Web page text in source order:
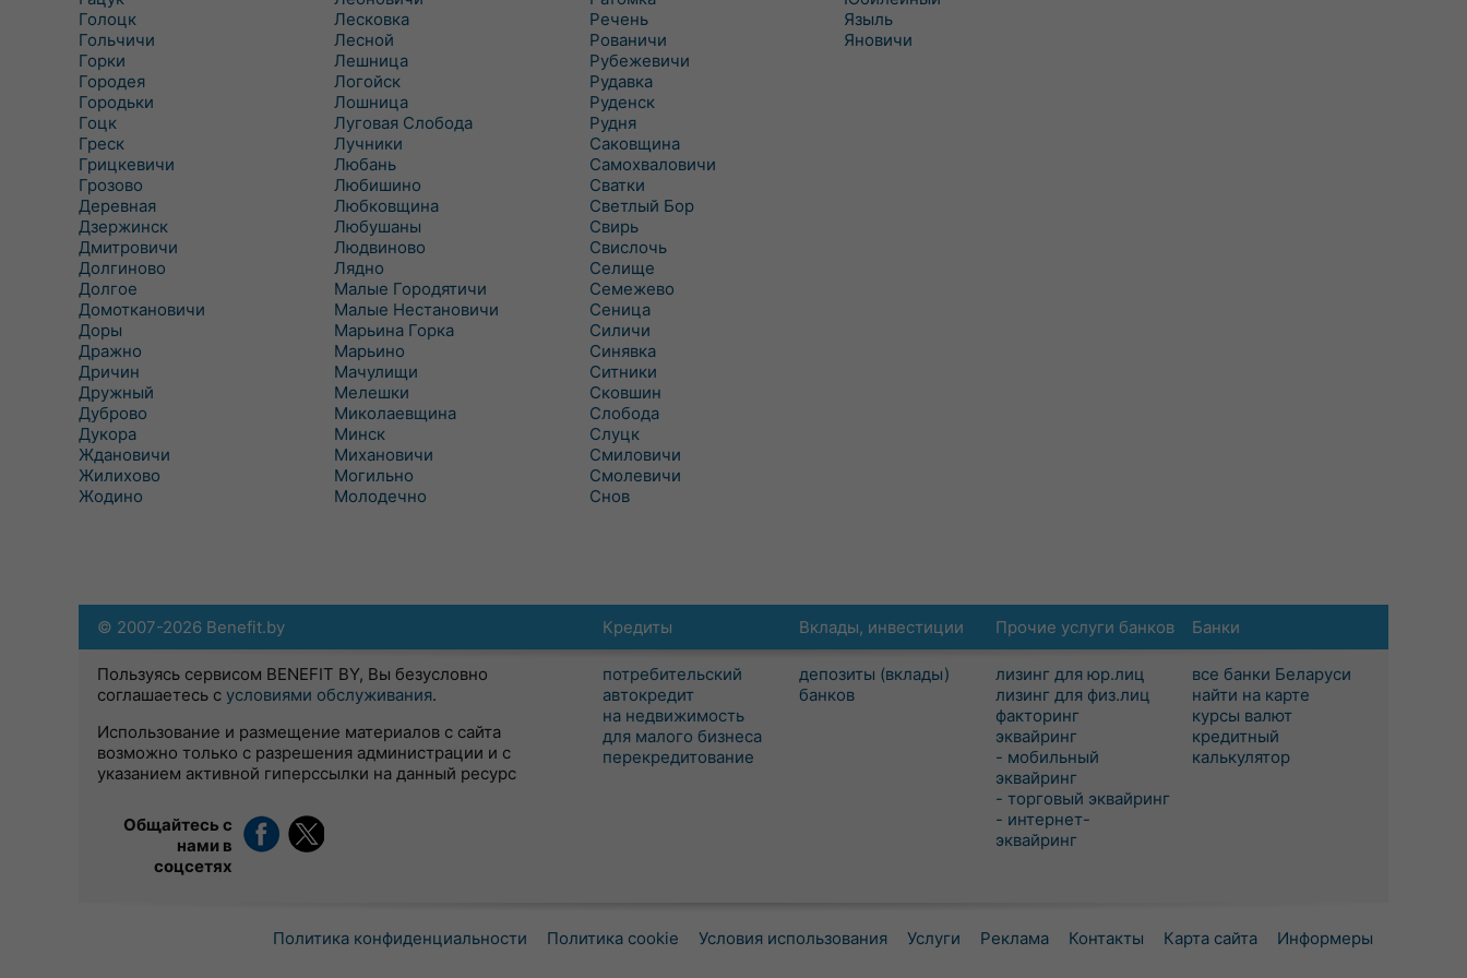
Голоцк
Гольчичи
Горки
Городея
Городьки
Гоцк
Греск
Грицкевичи
Грозово
Деревная
Дзержинск
Дмитровичи
Долгиново
Долгое
Домоткановичи
Доры
Дражно
Дричин
Дружный
Дуброво
Дукора
Ждановичи
Жилихово
Жодино
Лесковка
Лесной
Лешница
Логойск
Лошница
Луговая Слобода
Лучники
Любань
Любишино
Любковщина
Любушаны
Людвиново
Лядно
Малые Городятичи
Малые Нестановичи
Марьина Горка
Марьино
Мачулищи
Мелешки
Миколаевщина
Минск
Михановичи
Могильно
Молодечно
Речень
Рованичи
Рубежевичи
Рудавка
Руденск
Рудня
Саковщина
Самохваловичи
Сватки
Светлый Бор
Свирь
Свислочь
Селище
Семежево
Сеница
Силичи
Синявка
Ситники
Сковшин
Слобода
Слуцк
Смиловичи
Смолевичи
Снов
Языль
Яновичи
Кредиты
потребительский
автокредит
на недвижимость
для малого бизнеса
перекредитование
Вклады, инвестиции
депозиты (вклады)
банков
Прочие услуги банков
лизинг для юр.лиц
лизинг для физ.лиц
факторинг
эквайринг
- мобильный
эквайринг
- торговый эквайринг
- интернет-
эквайринг
Банки
все банки Беларуси
найти на карте
курсы валют
кредитный
калькулятор
© 2007-2026 Benefit.by
Пользуясь сервисом BENEFIT BY, Вы безусловно
соглашаетесь с условиями обслуживания.
Использование и размещение материалов с сайта
возможно только с разрешения администрации и с
указанием активной гиперссылки на данный ресурс
Общайтесь с
нами в
соцсетях
Политика конфиденциальности Политика cookie Условия использования Услуги Реклама Контакты Карта сайта Информеры